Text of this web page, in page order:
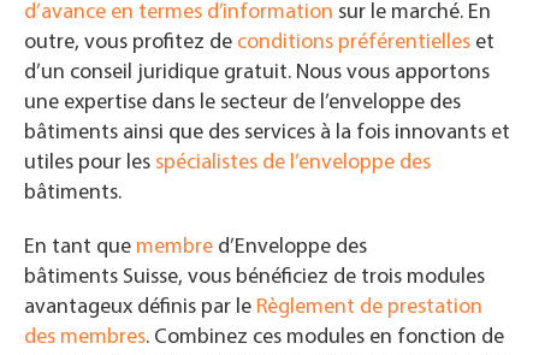
d’avance en termes d’information sur le marché. En
outre, vous profitez de conditions préférentielles et
d’un conseil juridique gratuit. Nous vous apportons
une expertise dans le secteur de l’enveloppe des
bâtiments ainsi que des services à la fois innovants et
utiles pour les spécialistes de l’enveloppe des
bâtiments.
En tant que membre d’Enveloppe des
bâtiments Suisse, vous bénéficiez de trois modules
avantageux définis par le Règlement de prestation
des membres. Combinez ces modules en fonction de